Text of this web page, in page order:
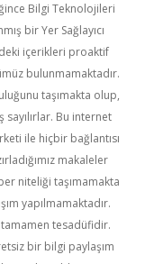
Bilgi Teknolojileri
bir Yer Sağlayıcı
içerikleri proaktif
bulunmamaktadır.
taşımakta olup,
Bu internet
ile hiçbir bağlantısı
makaleler
niteliği taşımamakta
yapılmamaktadır.
tesadüfidir.
bir bilgi paylaşım